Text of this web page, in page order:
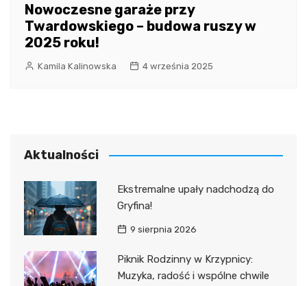
Nowoczesne garaże przy
Twardowskiego – budowa ruszy w
2025 roku!
Kamila Kalinowska 4 września 2025
Aktualności
Ekstremalne upały nadchodzą do
Gryfina!
9 sierpnia 2026
Piknik Rodzinny w Krzypnicy:
Muzyka, radość i wspólne chwile